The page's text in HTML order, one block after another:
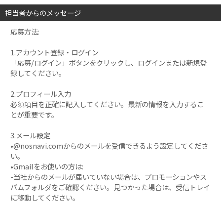
担当者からのメッセージ
応募方法:
1.アカウント登録・ログイン
「応募/ログイン」ボタンをクリックし、ログインまたは新規登
録してください。
2.プロフィール入力
必須項目を正確に記入してください。最新の情報を入力するこ
とが重要です。
3.メール設定
•@nosnavi.comからのメールを受信できるよう設定してくださ
い。
•Gmailをお使いの方は:
-当社からのメールが届いていない場合は、プロモーションやス
パムフォルダをご確認ください。見つかった場合は、受信トレイ
に移動してください。